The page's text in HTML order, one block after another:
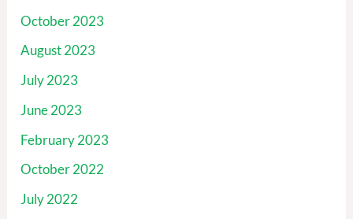
October 2023
August 2023
July 2023
June 2023
February 2023
October 2022
July 2022